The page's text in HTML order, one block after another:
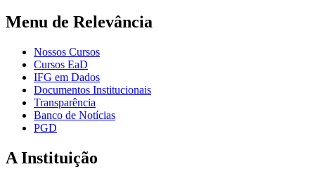
Menu de Relevância
Nossos Cursos
Cursos EaD
IFG em Dados
Documentos Institucionais
Transparência
Banco de Notícias
PGD
A Instituição